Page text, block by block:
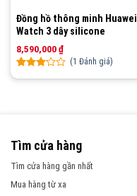
Đồng hồ thông minh Huawei
Watch 3 dây silicone
8,590,000₫
Rated
1
customer
(1 Đánh giá)
Tìm cửa hàng
Tìm cửa hàng gần nhất
Mua hàng từ xa